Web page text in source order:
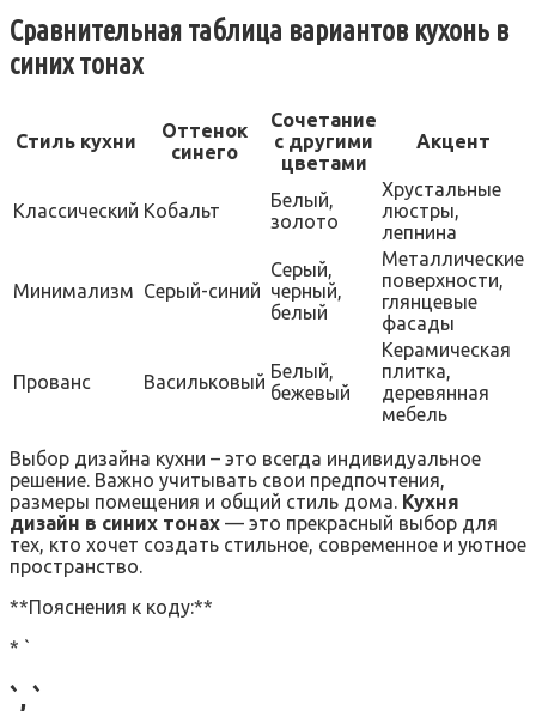
Сравнительная таблица вариантов кухонь в
синих тонах
Стиль кухни
Оттенок
синего
Сочетание
с другими
цветами
Акцент
Классический Кобальт
Белый,
золото
Хрустальные
люстры,
лепнина
Минимализм Серый-синий
Серый,
черный,
белый
Металлические
поверхности,
глянцевые
фасады
Прованс Васильковый Белый,
бежевый
Керамическая
плитка,
деревянная
мебель
Выбор дизайна кухни – это всегда индивидуальное
решение. Важно учитывать свои предпочтения,
размеры помещения и общий стиль дома. Кухня
дизайн в синих тонах — это прекрасный выбор для
тех, кто хочет создать стильное, современное и уютное
пространство.
**Пояснения к коду:**
* `
`, `